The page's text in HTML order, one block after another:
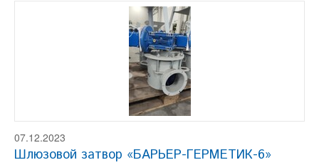
07.12.2023
Шлюзовой затвор «БАРЬЕР-ГЕРМЕТИК-6»